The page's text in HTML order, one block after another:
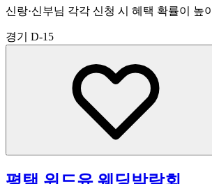
신랑·신부님 각각 신청 시 혜택 확률이 높
경기 D-15